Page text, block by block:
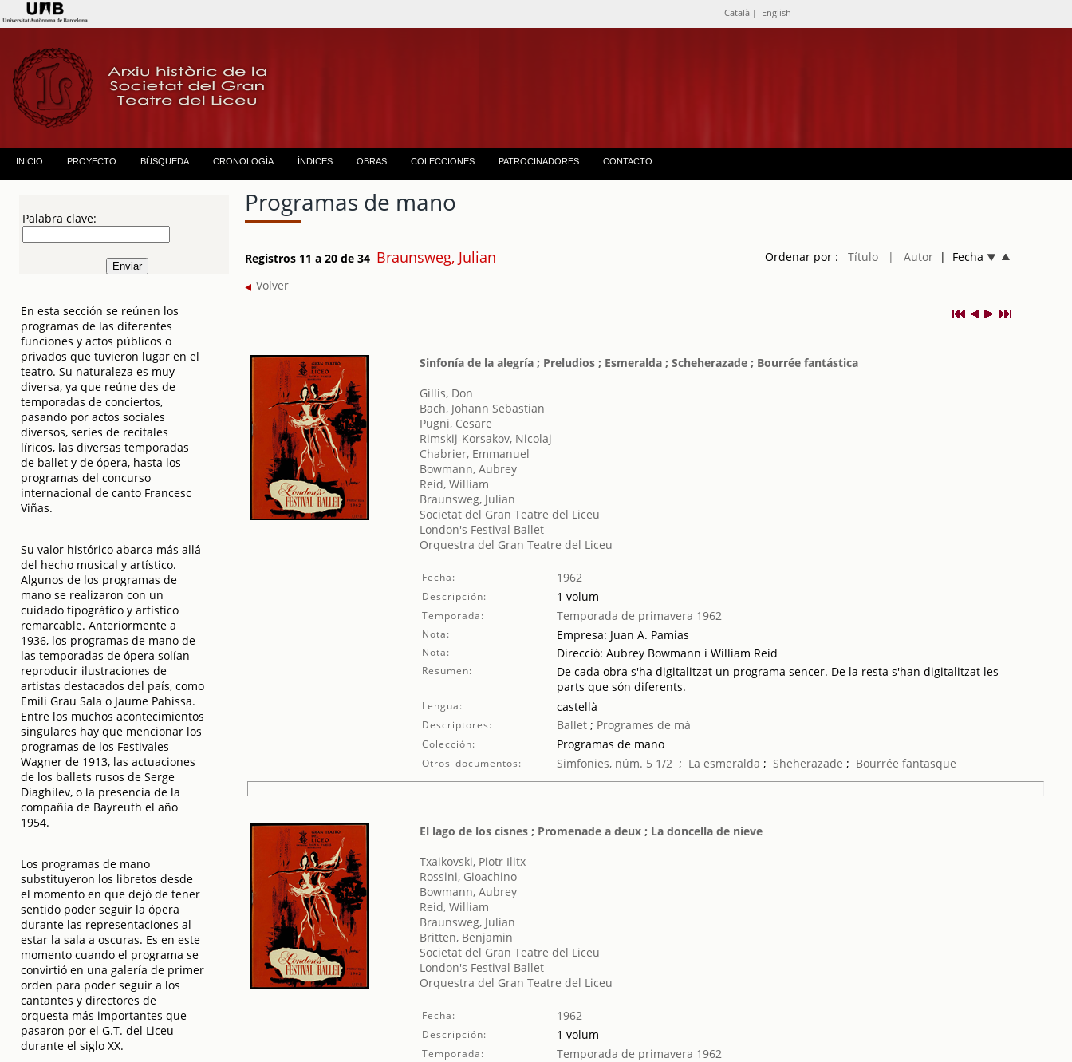
Català | English
INICIO PROYECTO BÚSQUEDA CRONOLOGÍA ÍNDICES OBRAS COLECCIONES PATROCINADORES CONTACTO
Palabra clave:
En esta sección se reúnen los
programas de las diferentes
funciones y actos públicos o
privados que tuvieron lugar en el
teatro. Su naturaleza es muy
diversa, ya que reúne des de
temporadas de conciertos,
pasando por actos sociales
diversos, series de recitales
líricos, las diversas temporadas
de ballet y de ópera, hasta los
programas del concurso
internacional de canto Francesc
Viñas.
Su valor histórico abarca más allá
del hecho musical y artístico.
Algunos de los programas de
mano se realizaron con un
cuidado tipográfico y artístico
remarcable. Anteriormente a
1936, los programas de mano de
las temporadas de ópera solían
reproducir ilustraciones de
artistas destacados del país, como
Emili Grau Sala o Jaume Pahissa.
Entre los muchos acontecimientos
singulares hay que mencionar los
programas de los Festivales
Wagner de 1913, las actuaciones
de los ballets rusos de Serge
Diaghilev, o la presencia de la
compañía de Bayreuth el año
1954.
Los programas de mano
substituyeron los libretos desde
el momento en que dejó de tener
sentido poder seguir la ópera
durante las representaciones al
estar la sala a oscuras. Es en este
momento cuando el programa se
convirtió en una galería de primer
orden para poder seguir a los
cantantes y directores de
orquesta más importantes que
pasaron por el G.T. del Liceu
durante el siglo XX.
Programas de mano
Registros 11 a 20 de 34 Braunsweg, Julian Ordenar por : Título | Autor| Fecha
Volver
Sinfonía de la alegría ; Preludios ; Esmeralda ; Scheherazade ; Bourrée fantástica
Gillis, Don
Bach, Johann Sebastian
Pugni, Cesare
Rimskij-Korsakov, Nicolaj
Chabrier, Emmanuel
Bowmann, Aubrey
Reid, William
Braunsweg, Julian
Societat del Gran Teatre del Liceu
London's Festival Ballet
Orquestra del Gran Teatre del Liceu
Fecha: 1962
Descripción: 1 volum
Temporada: Temporada de primavera 1962
Nota: Empresa: Juan A. Pamias
Nota: Direcció: Aubrey Bowmann i William Reid
Resumen:
De cada obra s'ha digitalitzat un programa sencer. De la resta s'han digitalitzat les
parts que són diferents.
Lengua: castellà
Descriptores: Ballet; Programes de mà
Colección: Programas de mano
Otros documentos: Simfonies, núm. 5 1/2; La esmeralda ; Sheherazade ; Bourrée fantasque
El lago de los cisnes ; Promenade a deux ; La doncella de nieve
Txaikovski, Piotr Ilitx
Rossini, Gioachino
Bowmann, Aubrey
Reid, William
Braunsweg, Julian
Britten, Benjamin
Societat del Gran Teatre del Liceu
London's Festival Ballet
Orquestra del Gran Teatre del Liceu
Fecha: 1962
Descripción: 1 volum
Temporada: Temporada de primavera 1962